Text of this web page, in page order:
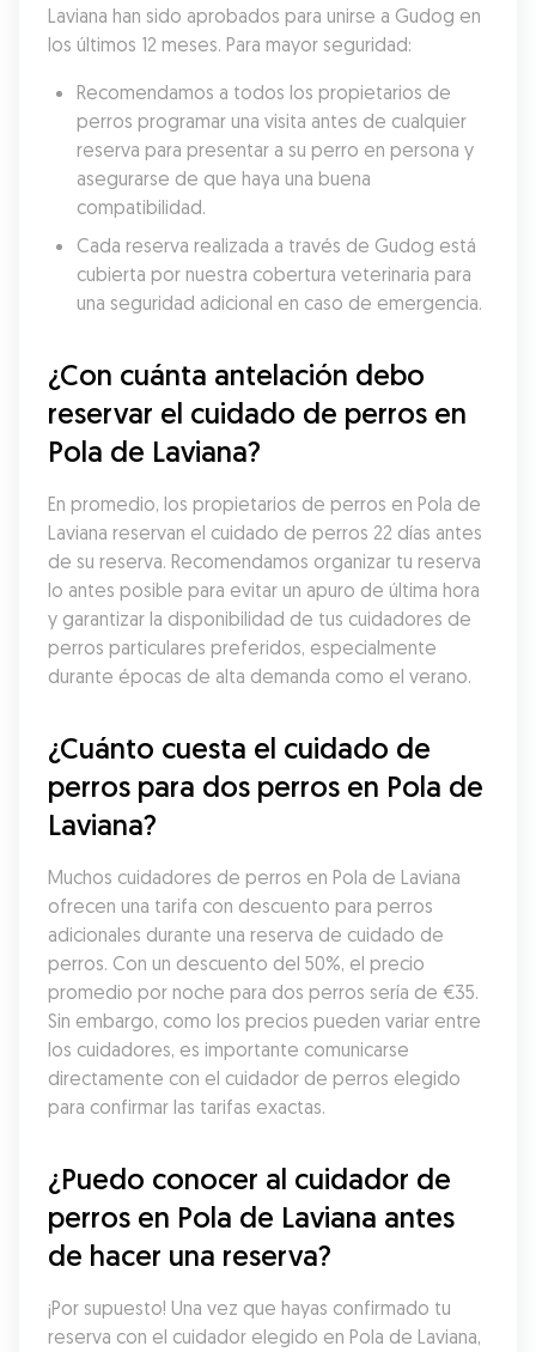
Laviana han sido aprobados para unirse a Gudog en
los últimos 12 meses. Para mayor seguridad:
Recomendamos a todos los propietarios de
perros programar una visita antes de cualquier
reserva para presentar a su perro en persona y
asegurarse de que haya una buena
compatibilidad.
Cada reserva realizada a través de Gudog está
cubierta por nuestra cobertura veterinaria para
una seguridad adicional en caso de emergencia.
¿Con cuánta antelación debo
reservar el cuidado de perros en
Pola de Laviana?
En promedio, los propietarios de perros en Pola de
Laviana reservan el cuidado de perros 22 días antes
de su reserva. Recomendamos organizar tu reserva
lo antes posible para evitar un apuro de última hora
y garantizar la disponibilidad de tus cuidadores de
perros particulares preferidos, especialmente
durante épocas de alta demanda como el verano.
¿Cuánto cuesta el cuidado de
perros para dos perros en Pola de
Laviana?
Muchos cuidadores de perros en Pola de Laviana
ofrecen una tarifa con descuento para perros
adicionales durante una reserva de cuidado de
perros. Con un descuento del 50%, el precio
promedio por noche para dos perros sería de €35.
Sin embargo, como los precios pueden variar entre
los cuidadores, es importante comunicarse
directamente con el cuidador de perros elegido
para confirmar las tarifas exactas.
¿Puedo conocer al cuidador de
perros en Pola de Laviana antes
de hacer una reserva?
¡Por supuesto! Una vez que hayas confirmado tu
reserva con el cuidador elegido en Pola de Laviana,